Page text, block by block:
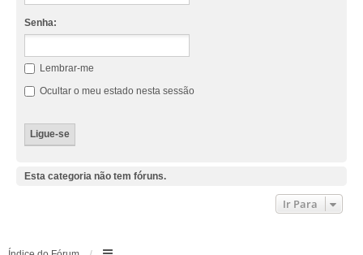
Senha:
Lembrar-me
Ocultar o meu estado nesta sessão
Esta categoria não tem fóruns.
Ir Para